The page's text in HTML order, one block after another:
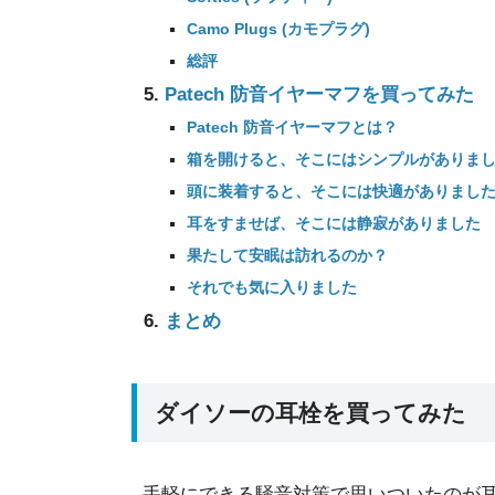
Camo Plugs (カモプラグ)
総評
Patech 防音イヤーマフを買ってみた
Patech 防音イヤーマフとは？
箱を開けると、そこにはシンプルがありま
頭に装着すると、そこには快適がありました
耳をすませば、そこには静寂がありました
果たして安眠は訪れるのか？
それでも気に入りました
まとめ
ダイソーの耳栓を買ってみた